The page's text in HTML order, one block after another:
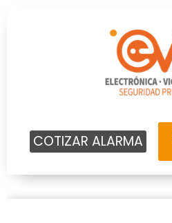
COTIZAR ALARMA